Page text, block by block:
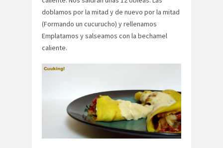
doblamos por la mitad y de nuevo por la mitad
(Formando un cucurucho) y rellenamos
Emplatamos y salseamos con la bechamel
caliente.